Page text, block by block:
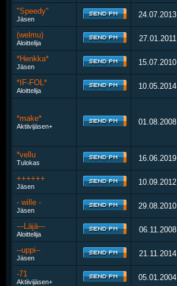
"Speedy"
Jäsen 24.07.2013
(welmu)
Aloittelija 27.01.2011
*Henkka*
Jäsen 15.07.2010
*IF-FOL*
Aloittelija 10.05.2014
*make*
Aktiivijäsen+ 01.08.2008
*vellu
Tulokas 16.06.2019
++++++
Jäsen 10.09.2012
- wille -
Jäsen 29.08.2010
---Läjä---
Aloittelija 06.11.2008
--uppi--
Jäsen 21.11.2014
-71
Aktiivijäsen+ 05.01.2004